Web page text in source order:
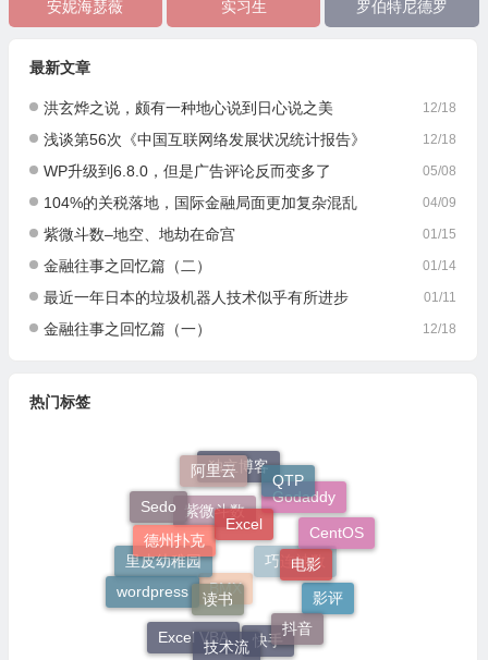
安妮海瑟薇 实习生 罗伯特尼德罗
最新文章
12/18
洪玄烨之说，颇有一种地心说到日心说之美
12/18
浅谈第56次《中国互联网络发展状况统计报告》
05/08
WP升级到6.8.0，但是广告评论反而变多了
04/09
104%的关税落地，国际金融局面更加复杂混乱
01/15
紫微斗数–地空、地劫在命宫
01/14
金融往事之回忆篇（二）
01/11
最近一年日本的垃圾机器人技术似乎有所进步
12/18
金融往事之回忆篇（一）
热门标签
紫微斗数
独立博客
Godaddy
巧连神数
BMX
里皮幼稚园
Sedo
阿里云 QTP
CentOS
影评
快手
Excel VBA
wordpress
德州扑克
Excel
电影
抖音
技术流
读书